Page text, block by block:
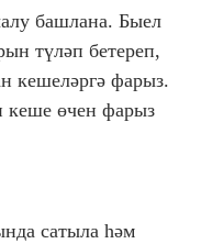
башлана. Быел
түләп бетереп,
кешеләргә фарыз.
кеше өчен фарыз
сатыла һәм